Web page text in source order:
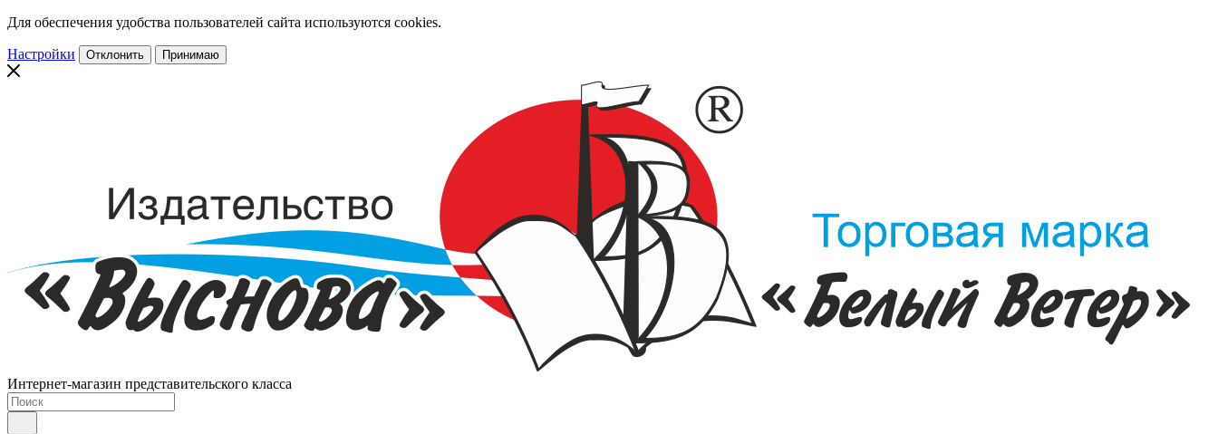
Для обеспечения удобства пользователей сайта используются cookies.
Настройки Отклонить Принимаю
Интернет-магазин представительского класса